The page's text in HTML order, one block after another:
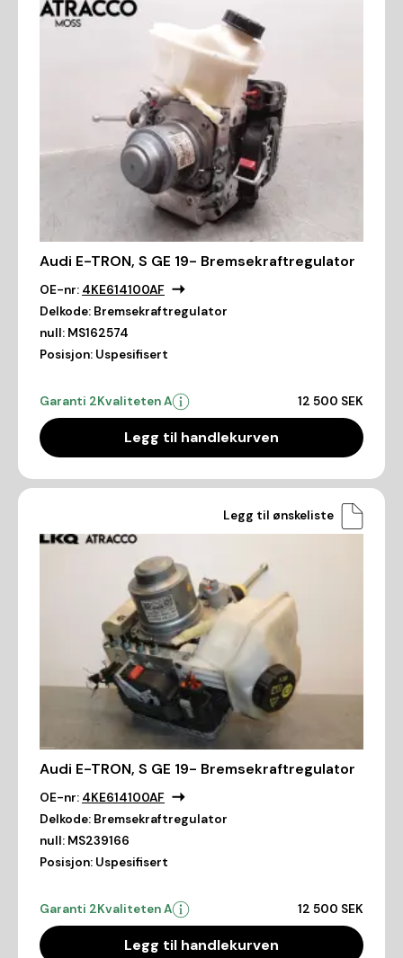
Audi E-TRON, S GE 19- Bremsekraftregulator
OE-nr: 4KE614100AF
Delkode: Bremsekraftregulator
null: MS162574
Posisjon: Uspesifisert
Garanti 2Kvaliteten A 12 500 SEK
Legg til handlekurven
Legg til ønskeliste
Audi E-TRON, S GE 19- Bremsekraftregulator
OE-nr: 4KE614100AF
Delkode: Bremsekraftregulator
null: MS239166
Posisjon: Uspesifisert
Garanti 2Kvaliteten A 12 500 SEK
Legg til handlekurven